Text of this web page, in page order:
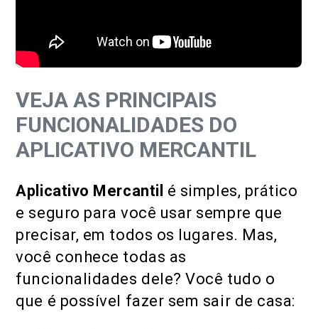
VEJA AS PRINCIPAIS
FUNCIONALIDADES DO
APLICATIVO MERCANTIL
Aplicativo Mercantil é simples, prático
e seguro para você usar sempre que
precisar, em todos os lugares. Mas,
você conhece todas as
funcionalidades dele? Você tudo o
que é possível fazer sem sair de casa: